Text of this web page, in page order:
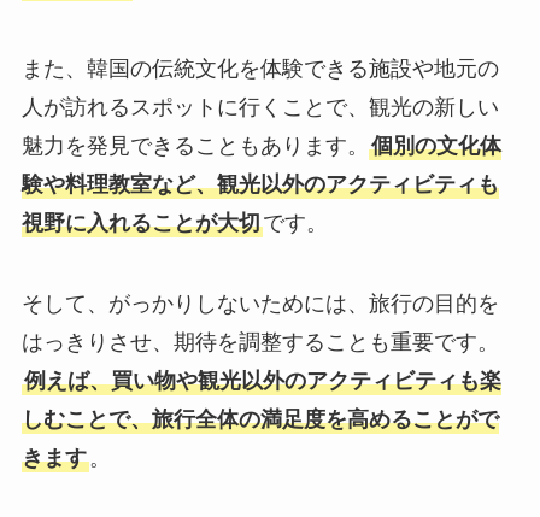
また、韓国の伝統文化を体験できる施設や地元の
人が訪れるスポットに行くことで、観光の新しい
魅力を発見できることもあります。 個別の文化体
験や料理教室など、観光以外のアクティビティも
視野に入れることが大切です。
そして、がっかりしないためには、旅行の目的を
はっきりさせ、期待を調整することも重要です。
例えば、買い物や観光以外のアクティビティも楽
しむことで、旅行全体の満足度を高めることがで
きます。